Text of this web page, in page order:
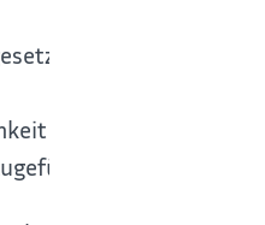
müssen Tiere
zu artgemäßer
werden.